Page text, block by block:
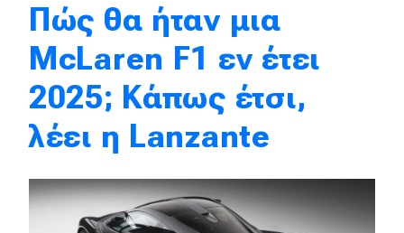
Δοκιμή
Αποστολή
Συγκρίνουμε
Αγώνες
Formula 1
Πώς θα ήταν μια
McLaren F1 εν έτει
2025; Κάπως έτσι,
λέει η Lanzante